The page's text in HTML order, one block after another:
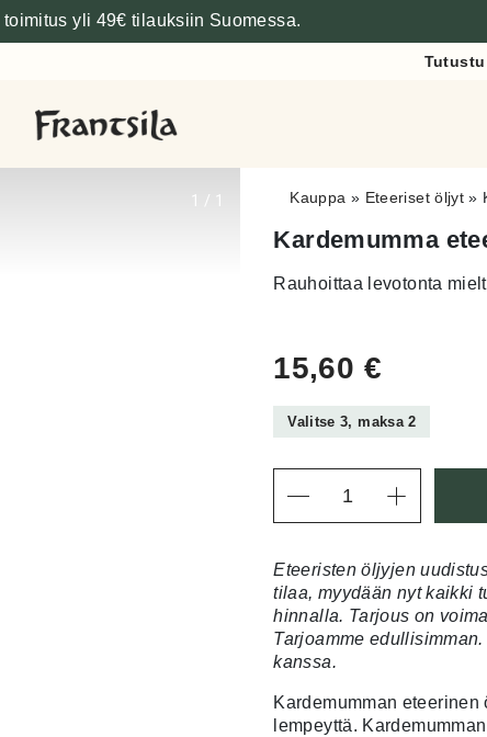
toimitus yli 49€ tilauksiin Suomessa.
1 / 1 Kauppa » Eteeriset öljyt »
Kardemumma
Rauhoittaa levotonta
15,60 €
Valitse 3, maksa 2
Eteeristen öljyjen
tilaa, myydään nyt kaikki
hinnalla. Tarjous on
Tarjoamme
kanssa.
Kardemumman
lempeyttä.